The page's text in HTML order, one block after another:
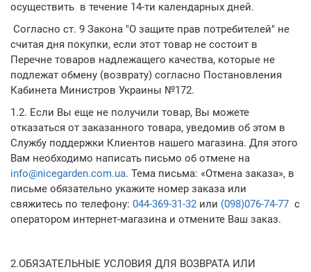
осуществить в течение 14-ти календарных дней.
Согласно ст. 9 Закона "О защите прав потребителей" не
считая дня покупки, если этот товар не состоит в
Перечне товаров надлежащего качества, которые не
подлежат обмену (возврату) согласно Постановления
Кабинета Министров Украины №172.
1.2. Если Вы еще не получили товар, Вы можете
отказаться от заказанного товара, уведомив об этом в
Службу поддержки Клиентов нашего магазина. Для этого
Вам необходимо написать письмо об отмене на
info@nicegarden.com.ua. Тема письма: «Отмена заказа», в
письме обязательно укажите номер заказа или
свяжитесь по телефону: 044-369-31-32 или (098)076-74-77 с
оператором интернет-магазина и отмените Ваш заказ.
2.ОБЯЗАТЕЛЬНЫЕ УСЛОВИЯ ДЛЯ ВОЗВРАТА ИЛИ